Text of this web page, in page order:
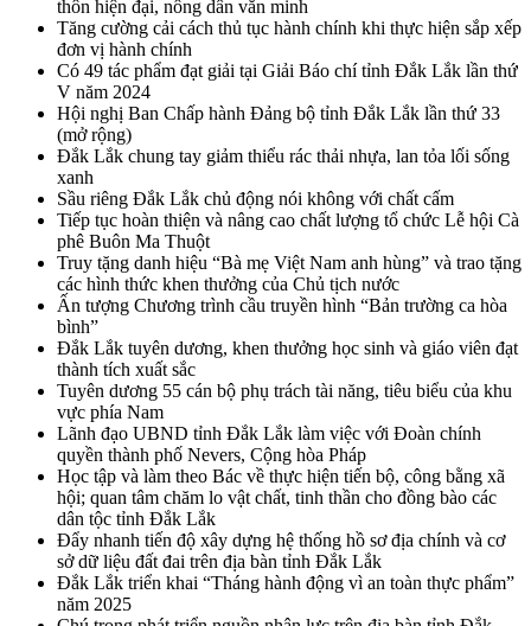
thôn hiện đại, nông dân văn minh
Tăng cường cải cách thủ tục hành chính khi thực hiện sắp xếp
đơn vị hành chính
Có 49 tác phẩm đạt giải tại Giải Báo chí tỉnh Đắk Lắk lần thứ
V năm 2024
Hội nghị Ban Chấp hành Đảng bộ tỉnh Đắk Lắk lần thứ 33
(mở rộng)
Đắk Lắk chung tay giảm thiểu rác thải nhựa, lan tỏa lối sống
xanh
Sầu riêng Đắk Lắk chủ động nói không với chất cấm
Tiếp tục hoàn thiện và nâng cao chất lượng tổ chức Lễ hội Cà
phê Buôn Ma Thuột
Truy tặng danh hiệu “Bà mẹ Việt Nam anh hùng” và trao tặng
các hình thức khen thưởng của Chủ tịch nước
Ấn tượng Chương trình cầu truyền hình “Bản trường ca hòa
bình”
Đắk Lắk tuyên dương, khen thưởng học sinh và giáo viên đạt
thành tích xuất sắc
Tuyên dương 55 cán bộ phụ trách tài năng, tiêu biểu của khu
vực phía Nam
Lãnh đạo UBND tỉnh Đắk Lắk làm việc với Đoàn chính
quyền thành phố Nevers, Cộng hòa Pháp
Học tập và làm theo Bác về thực hiện tiến bộ, công bằng xã
hội; quan tâm chăm lo vật chất, tinh thần cho đồng bào các
dân tộc tỉnh Đắk Lắk
Đẩy nhanh tiến độ xây dựng hệ thống hồ sơ địa chính và cơ
sở dữ liệu đất đai trên địa bàn tỉnh Đắk Lắk
Đắk Lắk triển khai “Tháng hành động vì an toàn thực phẩm”
năm 2025